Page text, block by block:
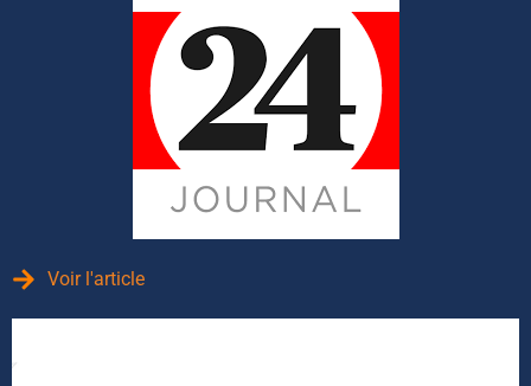
Voir l'article